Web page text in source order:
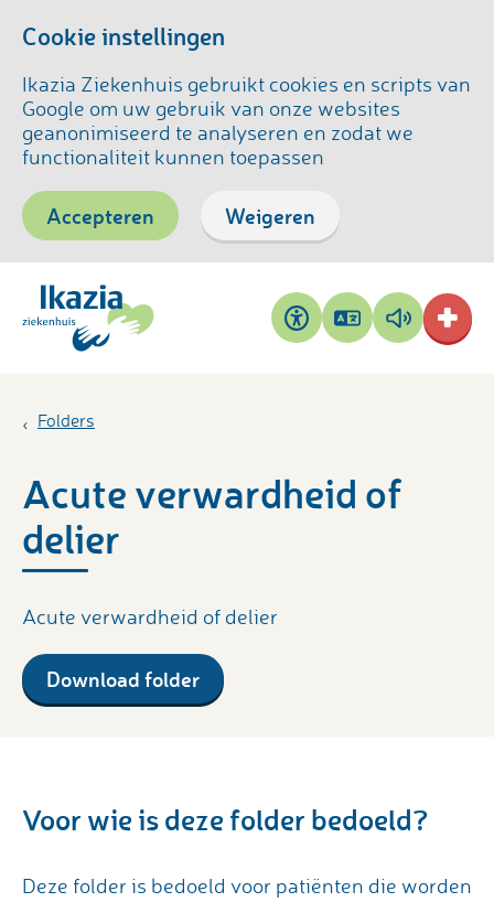
Cookie instellingen
Ikazia Ziekenhuis gebruikt cookies en scripts van
Google om uw gebruik van onze websites
geanonimiseerd te analyseren en zodat we
functionaliteit kunnen toepassen
Accepteren Weigeren
Toegankelijkheid
Pagina
vertalen
Pagina
voorlezen
Folders
Acute verwardheid of
delier
Acute verwardheid of delier
Download folder
Voor wie is deze folder bedoeld?
Deze folder is bedoeld voor patiënten die worden